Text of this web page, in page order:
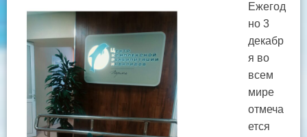
Ежегод
но 3
декабр
я во
всем
мире
отмеча
ется